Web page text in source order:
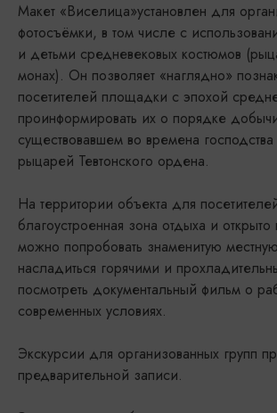
Макет «Виселица»установлен для
фотосъёмки, в том числе с
и детьми средневековых костюмов
монах). Он позволяет «наглядно»
посетителей площадки с эпохой
проинформировать их о порядке
существовавшем во времена
рыцарей Тевтонского ордена.
На территории объекта для
благоустроенная зона отдыха и
можно попробовать знаменитую
насладиться горячими и
посмотреть документальный фильм о
современных условиях.
Экскурсии для организованных групп
предварительной записи.